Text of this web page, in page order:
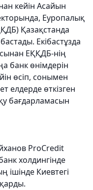
кейін Асайын
Еуропалық
Қазақстанда
Екібастұзда
ЕҚҚДБ-нің
банк өнімдерін
өсіп, сонымен
елдерде өткізген
бағдарламасын
ProCredit
холдингінде
ішінде Киевтегі